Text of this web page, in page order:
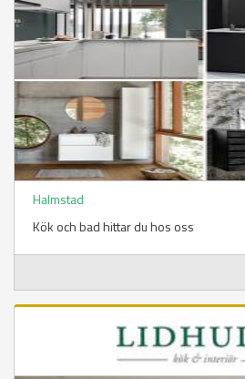
Halmstad
Kök och bad hittar du hos oss